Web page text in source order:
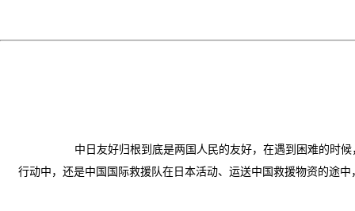
中日友好归根到底是两国人民的友好，在遇到困难的时
行动中，还是中国国际救援队在日本活动、运送中国救援物资的途